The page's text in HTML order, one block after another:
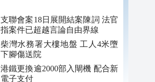
支聯會案18日展開結案陳詞 法官
指案件已超越言論自由界線
柴灣水務署大樓地盤 工人4米墮
下腳傷送院
港鐵更換逾2000部入閘機 配合新
電子支付